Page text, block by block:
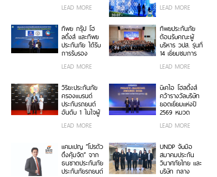
พันธมิตรเชิงกล
บริการประกันภัย
รูปแบบดิจิทัลเพื่อ
ประชาชน
LEAD MORE นิทรรศการยก
ห่วง ในงาน Hug
HeartYai 2026
LEAD MORE
ทิพย กรุ๊ป โฮ
ลดิ้งส์ และทิพย
ประกันภัย ได้รับ
การรับรอง
คาร์บอนฟุตพริ้
ตอกย้ำความเป็น
ผู้นำธุรกิจประกัน
ภัยที่ขับเคลื่อน
ความยั่งยืนตาม
LEAD MORE
ทิพยประกันภัย
ต้อนรับคณะผู้
บริหาร วปส. รุ่นที่
14 เยี่ยมชมการ
นวัตกรรมองค์กร
LEAD MORE
วิริยะประกันภัย
ครองแบรนด์
ประกันรถยนต์
อันดับ 1 ในใจผู้
บนเวที
Brand Thailand
2026”
LEAD MORE
บีเคไอ โฮลดิ้งส์
คว้ารางวัลบริษัท
ยอดเยี่ยมแห่งปี
2569 หมวด
และประกันชีวิต
ซ้อน จากงาน
Money &
Banking Awards
2026 ตอกย้ำ
LEAD MORE
แคมเปญ “โปรตัว
ตึงคุ้มจัด” จาก
ธนชาตประกันภัย
ประกันภัยรถยนต์
UNDP จับมือ
สมาคมประกัน
วินาศภัยไทย และ
บริษัท กลาง